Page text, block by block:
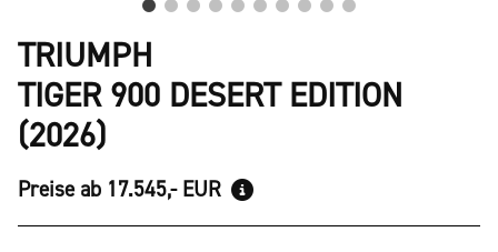
TRIUMPH
TIGER 900 DESERT EDITION
(2026)
Preise ab 17.545,- EUR